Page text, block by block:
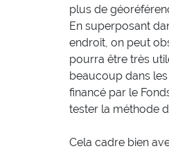
plus de
En superposant
endroit, on peut
pourra être très
beaucoup dans
financé par le
tester la méthode
Cela cadre bien